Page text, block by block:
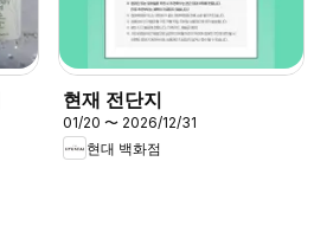
현재 전단지
01/20 〜 2026/12/31
현대 백화점